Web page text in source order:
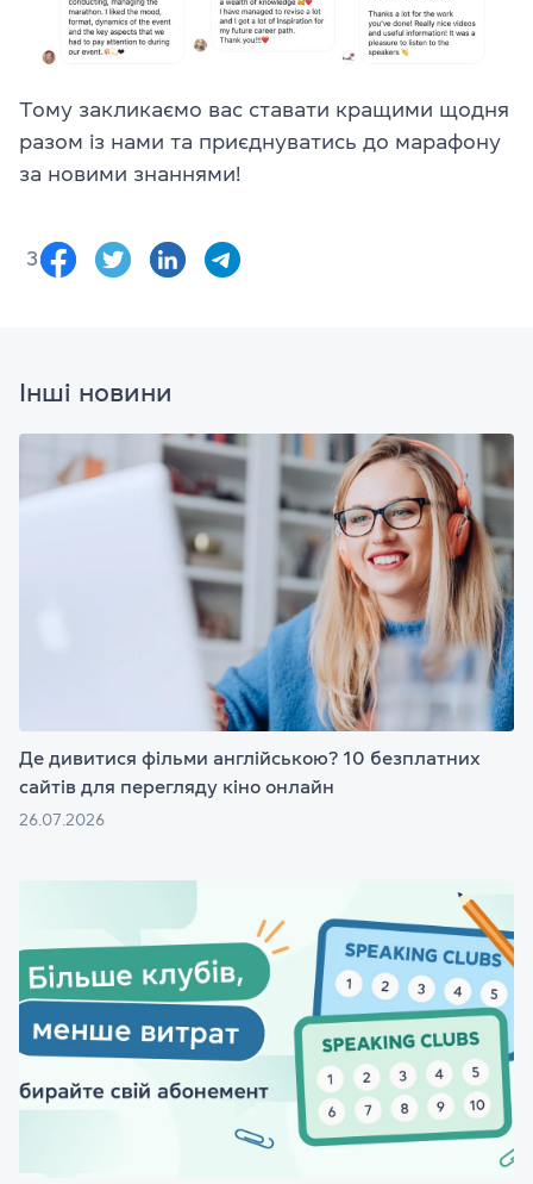
Тому закликаємо вас ставати кращими щодня
разом із нами та приєднуватись до марафону
за новими знаннями!
3
Інші новини
Де дивитися фільми англійською? 10 безплатних
сайтів для перегляду кіно онлайн
26.07.2026